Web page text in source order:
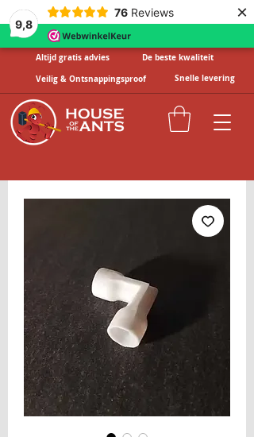
9,8
76 Reviews ×
Altijd gratis advies
De beste kwaliteit
Veilig & Ontsnappingsproof
Snelle levering